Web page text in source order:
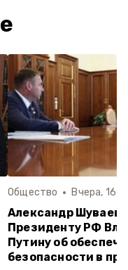
Общество Вчера,
Александр Шуваев
Президенту РФ
Путину об
безопасности в